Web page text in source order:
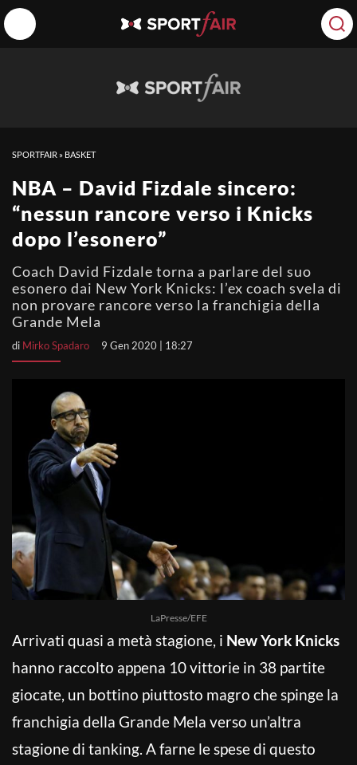
SPORTFAIR » BASKET
NBA – David Fizdale sincero:
“nessun rancore verso i Knicks
dopo l’esonero”
Coach David Fizdale torna a parlare del suo
esonero dai New York Knicks: l’ex coach svela di
non provare rancore verso la franchigia della
Grande Mela
di Mirko Spadaro 9 Gen 2020 | 18:27
LaPresse/EFE
Arrivati quasi a metà stagione, i New York Knicks
hanno raccolto appena 10 vittorie in 38 partite
giocate, un bottino piuttosto magro che spinge la
franchigia della Grande Mela verso un’altra
stagione di tanking. A farne le spese di questo